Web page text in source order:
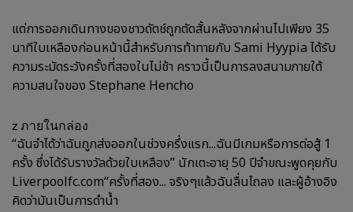
แต่การออกเดินทางของชาวดัตช์ถูกตัดสั้นหลังจากผ่านไปเพียง 35
นาทีใบเหลืองก่อนหน้านี้สำหรับการท้าทายกับ Sami Hyypia ได้รับ
ความระมัดระวังครั้งที่สองในไม่ช้า คราวนี้เป็นการลงสนามภายใต้
ความสนใจของ Stephane Hencho
z ภายในกล่อง
“ฉันจำได้ว่าฉันถูกส่งออกในช่วงครึ่งแรก...ฉันมีเกมหรือการต่อสู้ 1
ครั้ง ซึ่งได้รับรางวัลด้วยใบเหลือง” นักเตะอายุ 50 ปีจำขณะพูดคุยกับ
Liverpoolfc.com“ครั้งที่สอง... จริงๆแล้วฉันลื่นไถลง และผู้อ้างอิง
คิดว่ามันเป็นการดำน้ำ